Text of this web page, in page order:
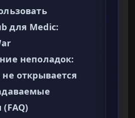
для Medic:
неполадок:
не открывается